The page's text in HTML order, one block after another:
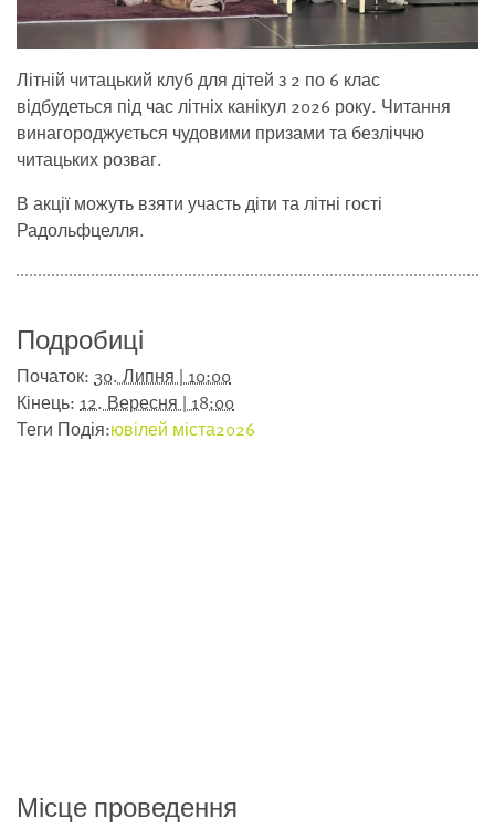
Літній читацький клуб для дітей з 2 по 6 клас
відбудеться під час літніх канікул 2026 року. Читання
винагороджується чудовими призами та безліччю
читацьких розваг.
В акції можуть взяти участь діти та літні гості
Радольфцелля.
Подробиці
Початок: 30. Липня | 10:00
Кінець: 12. Вересня | 18:00
Теги Подія:ювілей міста2026
Місце проведення